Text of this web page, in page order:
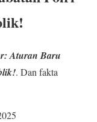
Aturan Baru
. Dan fakta